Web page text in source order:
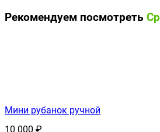
Рекомендуем посмотреть
Мини рубанок ручной
10 000 ₽